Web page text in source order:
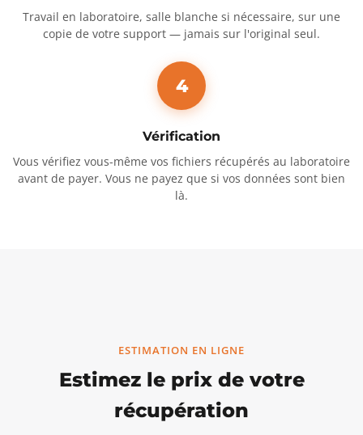
Travail en laboratoire, salle blanche si nécessaire, sur une
copie de votre support — jamais sur l'original seul.
4
Vérification
Vous vérifiez vous-même vos fichiers récupérés au laboratoire
avant de payer. Vous ne payez que si vos données sont bien
là.
ESTIMATION EN LIGNE
Estimez le prix de votre
récupération